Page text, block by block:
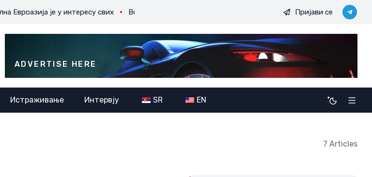
је у интересу свих Војно-политичке амбиције JDODC: Потенцијалне последице ширења савеза
Пријави се
ADVERTISE HERE
Истраживање Интервју SR EN
7 Articles